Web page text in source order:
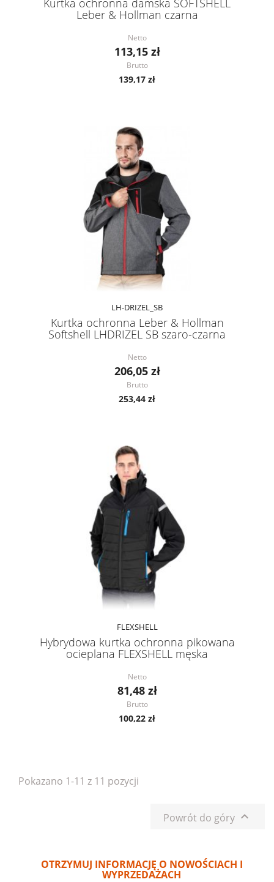
Kurtka ochronna damska SOFTSHELL
Leber & Hollman czarna
Netto
113,15 zł
Brutto
139,17 zł
LH-DRIZEL_SB
Kurtka ochronna Leber & Hollman
Softshell LHDRIZEL SB szaro-czarna
Netto
206,05 zł
Brutto
253,44 zł
FLEXSHELL
Hybrydowa kurtka ochronna pikowana
ocieplana FLEXSHELL męska
Netto
81,48 zł
Brutto
100,22 zł
Pokazano 1-11 z 11 pozycji
Powrót do góry 
OTRZYMUJ INFORMACJĘ O NOWOŚCIACH I
WYPRZEDAŻACH